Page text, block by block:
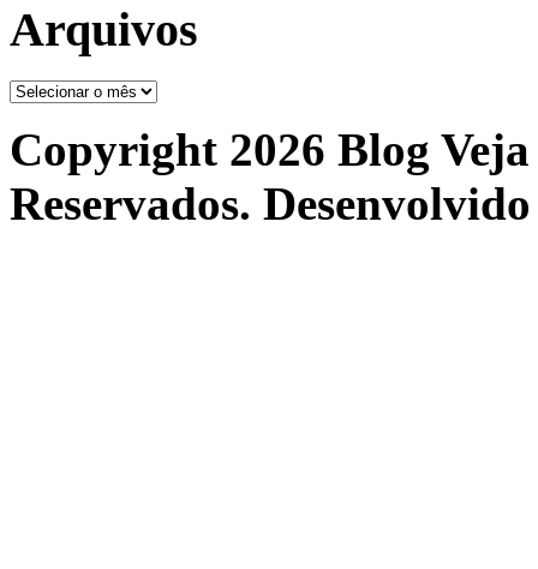
Arquivos
Arquivos
Copyright 2026 Blog
Reservados.